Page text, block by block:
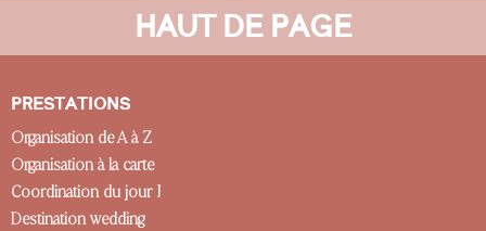
HAUT DE PAGE
PRESTATIONS
Organisation de A à Z
Organisation à la carte
Coordination du jour J
Destination wedding